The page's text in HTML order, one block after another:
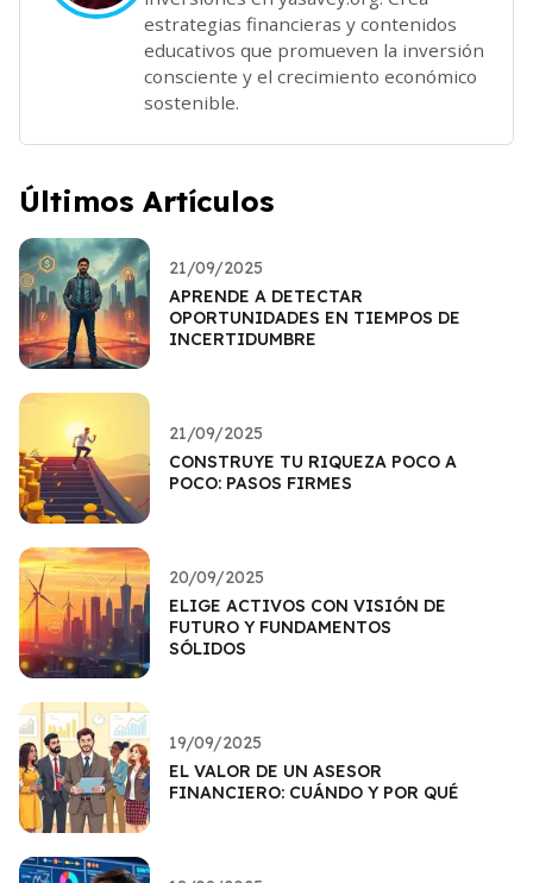
estrategias financieras y contenidos
educativos que promueven la inversión
consciente y el crecimiento económico
sostenible.
Últimos Artículos
21/09/2025
APRENDE A DETECTAR
OPORTUNIDADES EN TIEMPOS DE
INCERTIDUMBRE
21/09/2025
CONSTRUYE TU RIQUEZA POCO A
POCO: PASOS FIRMES
20/09/2025
ELIGE ACTIVOS CON VISIÓN DE
FUTURO Y FUNDAMENTOS
SÓLIDOS
19/09/2025
EL VALOR DE UN ASESOR
FINANCIERO: CUÁNDO Y POR QUÉ